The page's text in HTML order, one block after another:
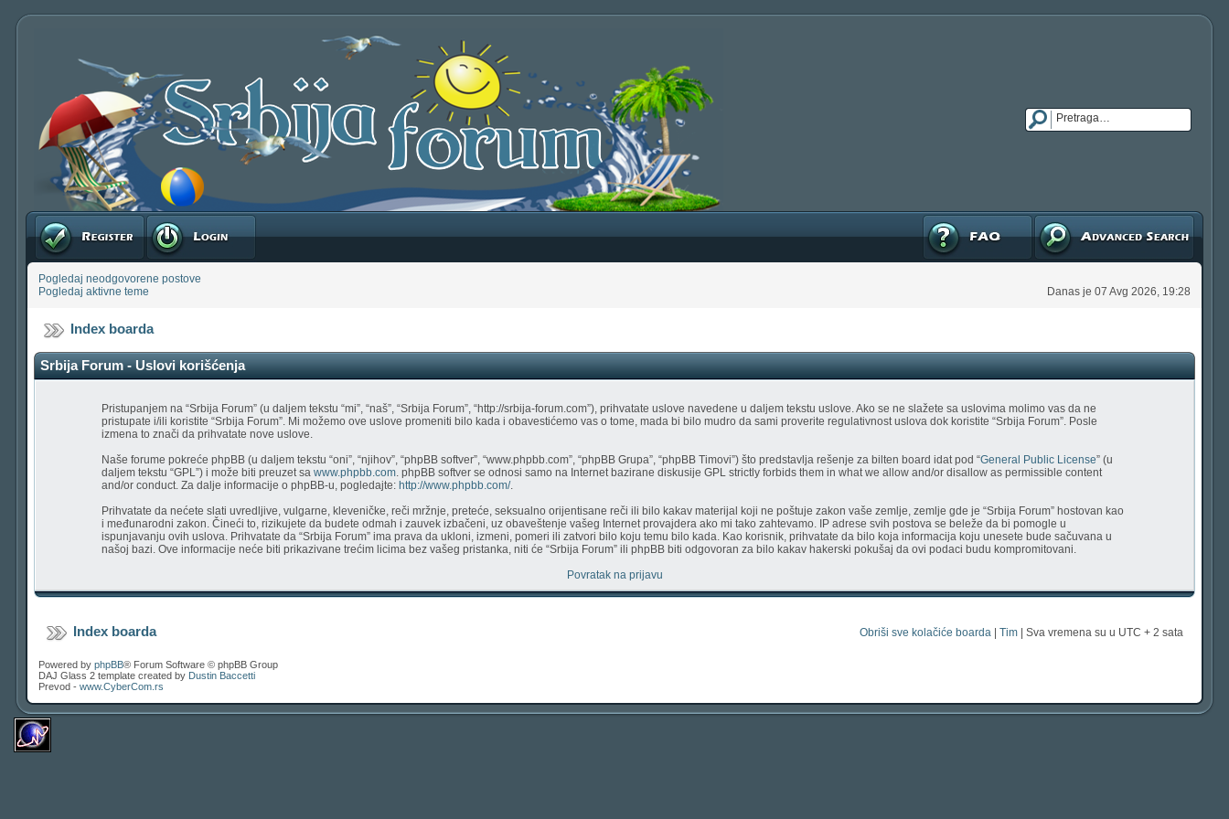
Registruj se Prijavite se Napredna pretraga
FAQ
Pogledaj neodgovorene postove
Pogledaj aktivne teme
Danas je 07 Avg 2026, 19:28
Index boarda
Srbija Forum - Uslovi korišćenja
Pristupanjem na “Srbija Forum” (u daljem tekstu “mi”, “naš”, “Srbija Forum”, “http://srbija-forum.com”), prihvatate uslove navedene u daljem tekstu uslove. Ako se ne slažete sa uslovima molimo vas da ne
pristupate i/ili koristite “Srbija Forum”. Mi možemo ove uslove promeniti bilo kada i obavestićemo vas o tome, mada bi bilo mudro da sami proverite regulativnost uslova dok koristite “Srbija Forum”. Posle
izmena to znači da prihvatate nove uslove.
Naše forume pokreće phpBB (u daljem tekstu “oni”, “njihov”, “phpBB softver”, “www.phpbb.com”, “phpBB Grupa”, “phpBB Timovi”) što predstavlja rešenje za bilten board idat pod “General Public License” (u
daljem tekstu “GPL”) i može biti preuzet sa www.phpbb.com. phpBB softver se odnosi samo na Internet bazirane diskusije GPL strictly forbids them in what we allow and/or disallow as permissible content
and/or conduct. Za dalje informacije o phpBB-u, pogledajte: http://www.phpbb.com/.
Prihvatate da nećete slati uvredljive, vulgarne, kleveničke, reči mržnje, preteće, seksualno orijentisane reči ili bilo kakav materijal koji ne poštuje zakon vaše zemlje, zemlje gde je “Srbija Forum” hostovan kao
i međunarodni zakon. Čineći to, rizikujete da budete odmah i zauvek izbačeni, uz obaveštenje vašeg Internet provajdera ako mi tako zahtevamo. IP adrese svih postova se beleže da bi pomogle u
ispunjavanju ovih uslova. Prihvatate da “Srbija Forum” ima prava da ukloni, izmeni, pomeri ili zatvori bilo koju temu bilo kada. Kao korisnik, prihvatate da bilo koja informacija koju unesete bude sačuvana u
našoj bazi. Ove informacije neće biti prikazivane trećim licima bez vašeg pristanka, niti će “Srbija Forum” ili phpBB biti odgovoran za bilo kakav hakerski pokušaj da ovi podaci budu kompromitovani.
Povratak na prijavu
Index boarda Obriši sve kolačiće boarda Tim | Sva vremena su u UTC + 2 sata
Powered by phpBB® Forum Software © phpBB Group
DAJ Glass 2 template created by Dustin Baccetti
Prevod - www.CyberCom.rs